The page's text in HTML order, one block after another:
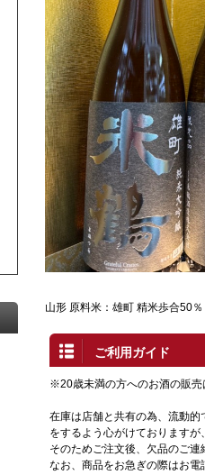
山形 原料米：雄町 精米歩合50
ご利用ガイド
※20歳未満の方へのお酒の販売
在庫は店舗と共有の為、流動
をするよう心がけております
そのためご注文後、欠品のご
なお、商品をお急ぎの際はお